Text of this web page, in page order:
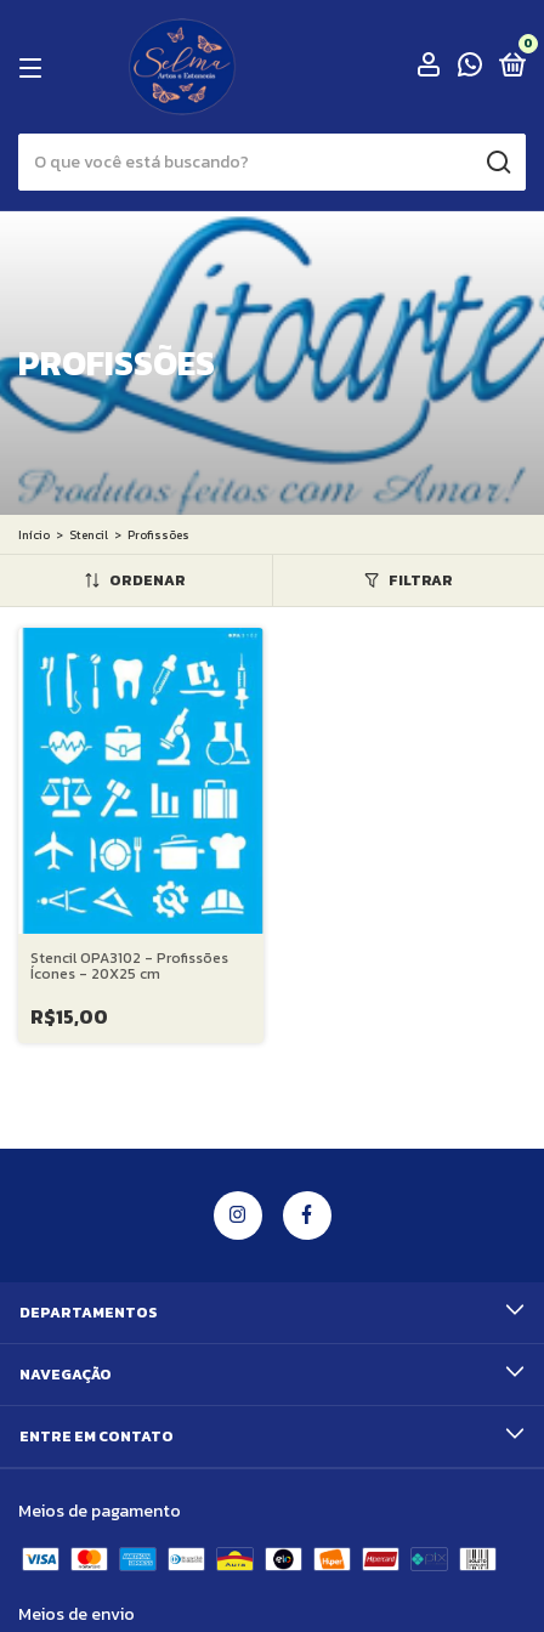
0
PROFISSÕES
Início > Stencil > Profissões
ORDENAR FILTRAR
Stencil OPA3102 - Profissões
Ícones - 20X25 cm
R$15,00
DEPARTAMENTOS
NAVEGAÇÃO
ENTRE EM CONTATO
Meios de pagamento
Meios de envio